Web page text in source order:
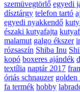
szemüvegtörlő egyedi
dísztárgy telefon tartó
egyedi nyakkendő
északi kutyafajta
malamut galgo ékszer
rózsaszín Shiba Inu
kopó boxeres ajándék
textília naptár 2017
óriás schnauzer golden
fa termék hobby